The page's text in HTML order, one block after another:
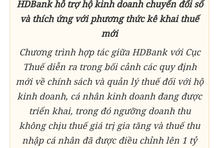
HDBank hỗ trợ hộ kinh doanh chuyển đổi số
và thích ứng với phương thức kê khai thuế
mới
Chương trình hợp tác giữa HDBank với Cục
Thuế diễn ra trong bối cảnh các quy định
mới về chính sách và quản lý thuế đối với hộ
kinh doanh, cá nhân kinh doanh đang được
triển khai, trong đó ngưỡng doanh thu
không chịu thuế giá trị gia tăng và thuế thu
nhập cá nhân đã được điều chỉnh lên 1 tỷ